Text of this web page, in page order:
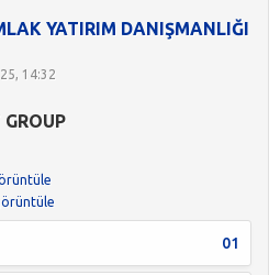
YATIRIM DANIŞMANLIĞI
14:32
01